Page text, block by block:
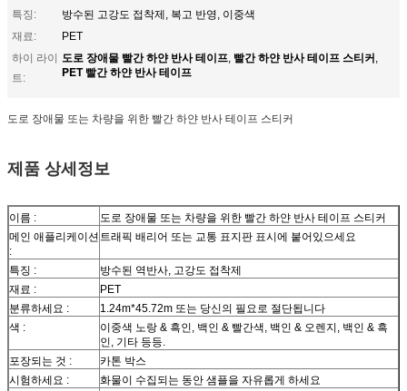
특징:
방수된 고강도 접착제, 복고 반영, 이중색
재료:
PET
하이 라이
트:
도로 장애물 빨간 하얀 반사 테이프, 빨간 하얀 반사 테이프 스티커,
PET 빨간 하얀 반사 테이프
도로 장애물 또는 차량을 위한 빨간 하얀 반사 테이프 스티커
제품 상세정보
이름 :
도로 장애물 또는 차량을 위한 빨간 하얀 반사 테이프 스티커
메인 애플리케이션
:
트래픽 배리어 또는 교통 표지판 표시에 붙어있으세요
특징 :
방수된 역반사, 고강도 접착제
재료 :
PET
분류하세요 :
1.24m*45.72m 또는 당신의 필요로 절단됩니다
색 :
이중색 노랑 & 흑인, 백인 & 빨간색, 백인 & 오렌지, 백인 & 흑
인, 기타 등등.
포장되는 것 :
카톤 박스
시험하세요 :
화물이 수집되는 동안 샘플을 자유롭게 하세요